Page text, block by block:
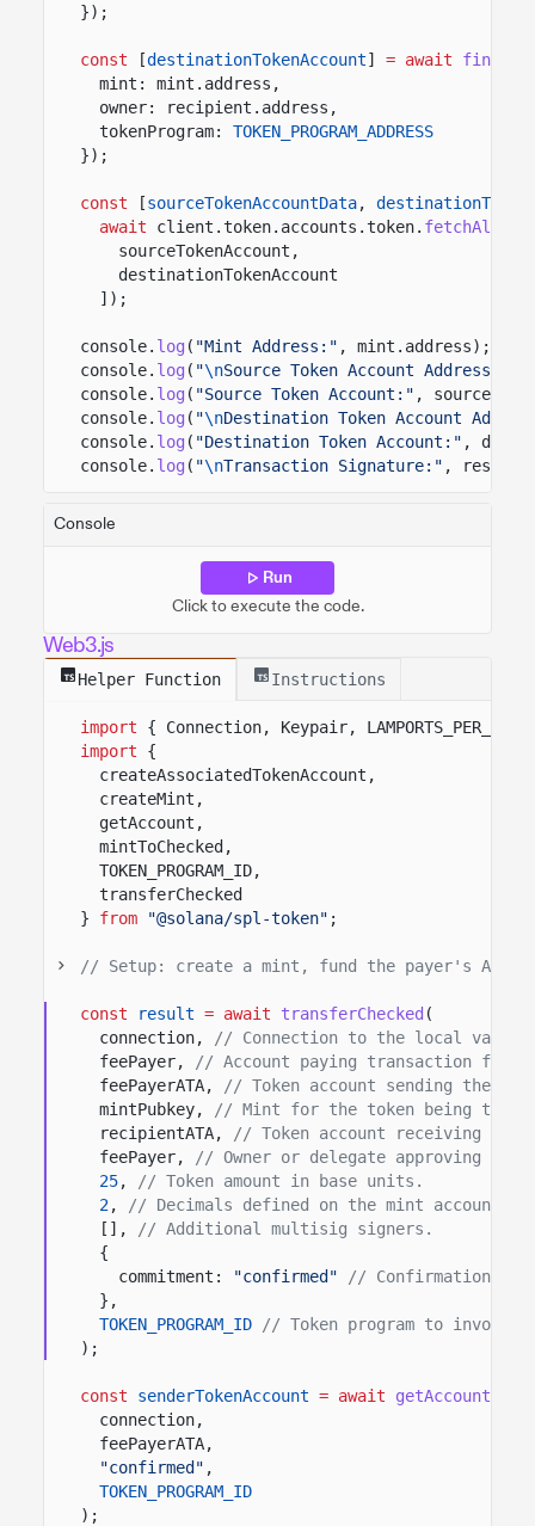
});
const [destinationTokenAccount] = await
mint: mint.address,
owner: recipient.address,
tokenProgram:
TOKEN_PROGRAM_ADDRESS
});
const [sourceTokenAccountData,
await
client.token.accounts.token. fetchAll
sourceTokenAccount,
destinationTokenAccount
]);
console. log ( "Mint Address:" , mint.address);
console. log ( "\nSource Token Account Address:"
console. log ( "Source Token Account:" ,
console. log ( "\nDestination Token Account
console. log ( "Destination Token Account:" ,
console. log ( "\nTransaction Signature:" ,
Console
Run
Click to execute the code.
Web3.js
Helper Function Instructions
import
{ Connection, Keypair, LAMPORTS_PER_SOL
import
{
createAssociatedTokenAccount,
createMint,
getAccount,
mintToChecked,
TOKEN_PROGRAM_ID,
transferChecked
}
from "@solana/spl-token" ;
// Setup: create a mint, fund the payer's ATA,
const result = await transferChecked (
connection,
// Connection to the local
feePayer,
// Account paying transaction fees.
feePayerATA,
// Token account sending the
mintPubkey,
// Mint for the token being
recipientATA,
// Token account receiving the
feePayer,
// Owner or delegate approving the
25,
// Token amount in base units.
2,
// Decimals defined on the mint account.
[],
// Additional multisig signers.
{
commitment:
"confirmed"
// Confirmation
},
TOKEN_PROGRAM_ID
// Token program to invoke.
);
const senderTokenAccount = await getAccount
connection,
feePayerATA,
"confirmed" ,
TOKEN_PROGRAM_ID
);